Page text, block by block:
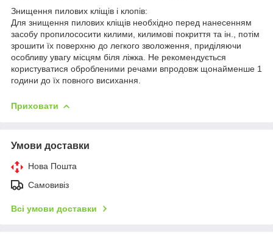
Знищення пилових кліщів і клопів:
Для знищення пилових кліщів необхідно перед нанесенням
засобу пропилососити килими, килимові покриття та ін., потім
зрошити їх поверхню до легкого зволоження, приділяючи
особливу увагу місцям біля ліжка. Не рекомендується
користуватися обробленими речами впродовж щонайменше 1
години до їх повного висихання.
Приховати
Умови доставки
Нова Пошта
Самовивіз
Всі умови доставки